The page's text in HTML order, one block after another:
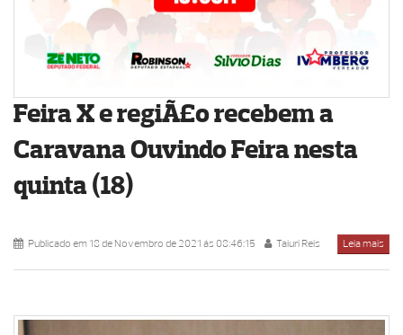
Feira X e regiÃ£o recebem a
Caravana Ouvindo Feira nesta
quinta (18)
Publicado em 18 de Novembro de 2021 ás 08:46:15 Taiuri Reis Leia mais